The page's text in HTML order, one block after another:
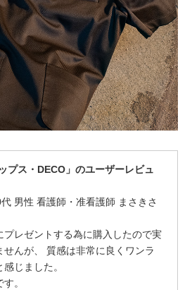
プス・DECO」のユーザーレビュ
性 看護師・准看護師 まさきさ
プレゼントする為に購入したので実
せんが、 質感は非常に良くワンラ
じました。
。